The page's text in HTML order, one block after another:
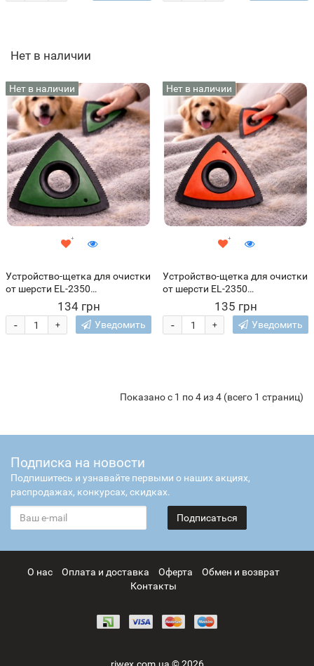
Нет в наличии
Нет в наличии
Устройство-щетка для очистки
от шерсти EL-2350
треугольный для текстиля
мебели ковров одежды,
Зеленый(237)
134 грн
+
- Уведомить
Нет в наличии
Устройство-щетка для очистки
от шерсти EL-2350
треугольный для текстиля
мебели ковров одежды,
Оранжевый(237)
135 грн
+
- Уведомить
Показано с 1 по 4 из 4 (всего 1 страниц)
Подписка на новости
Подпишитесь и узнавайте первыми о наших акциях,
распродажах, конкурсах, скидках.
Подписаться
О нас Оплата и доставка Оферта
Обмен и возврат
Контакты